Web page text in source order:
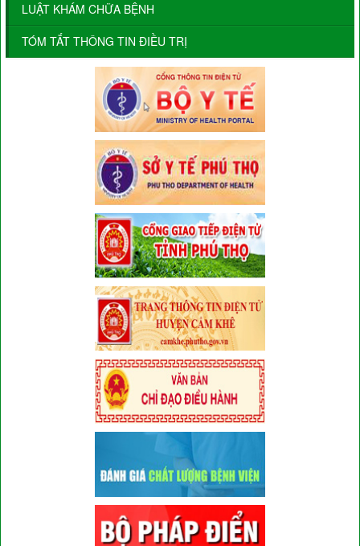
LUẬT KHÁM CHỮA BỆNH
TÓM TẮT THÔNG TIN ĐIỀU TRỊ